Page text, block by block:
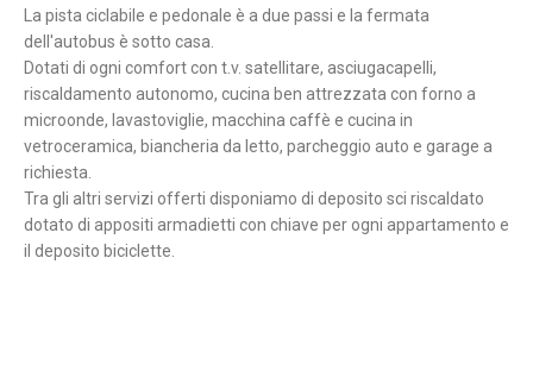
La pista ciclabile e pedonale è a due passi e la fermata
dell'autobus è sotto casa.
Dotati di ogni comfort con t.v. satellitare, asciugacapelli,
riscaldamento autonomo, cucina ben attrezzata con forno a
microonde, lavastoviglie, macchina caffè e cucina in
vetroceramica, biancheria da letto, parcheggio auto e garage a
richiesta.
Tra gli altri servizi offerti disponiamo di deposito sci riscaldato
dotato di appositi armadietti con chiave per ogni appartamento e
il deposito biciclette.